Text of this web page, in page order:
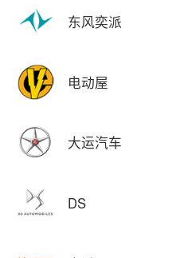
东风奕派
电动屋
大运汽车
DS